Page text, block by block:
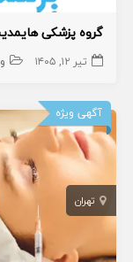
گروه پزشکى
تیر ۱۲, ۱۴۰۵
آگهی ویژه
تهران